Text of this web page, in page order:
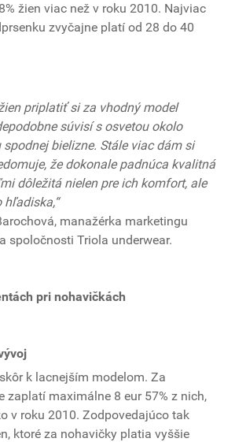
žien viac než v roku 2010. Najviac
zvyčajne platí od 28 do 40
priplatiť si za vhodný model
súvisí s osvetou okolo
spodnej bielizne. Stále viac dám si
že dokonale padnúca kvalitná
dôležitá nielen pre ich komfort, ale
hľadiska,“
manažérka marketingu
spoločnosti Triola underwear.
pri nohavičkách
k lacnejším modelom. Za
zaplatí maximálne 8 eur 57% z nich,
v roku 2010. Zodpovedajúco tak
ktoré za nohavičky platia vyššie